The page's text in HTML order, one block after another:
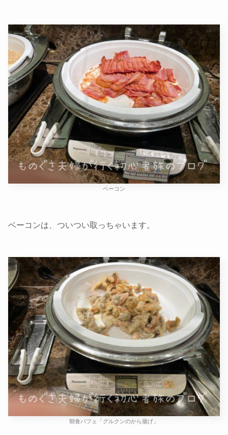
ベーコン
ベーコンは、ついつい取っちゃいます。
朝食バフェ「グルクンのから揚げ」